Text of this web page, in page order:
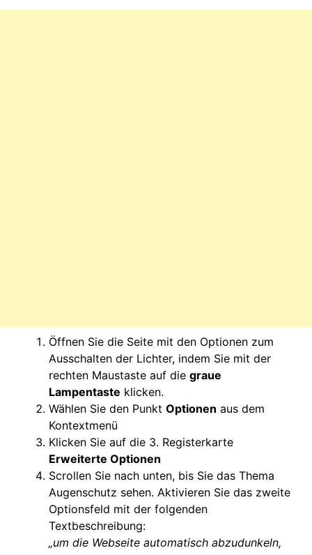
Öffnen Sie die Seite mit den Optionen zum
Ausschalten der Lichter, indem Sie mit der
rechten Maustaste auf die graue
Lampentaste klicken.
Wählen Sie den Punkt Optionen aus dem
Kontextmenü
Klicken Sie auf die 3. Registerkarte
Erweiterte Optionen
Scrollen Sie nach unten, bis Sie das Thema
Augenschutz sehen. Aktivieren Sie das zweite
Optionsfeld mit der folgenden
Textbeschreibung:
„um die Webseite automatisch abzudunkeln,